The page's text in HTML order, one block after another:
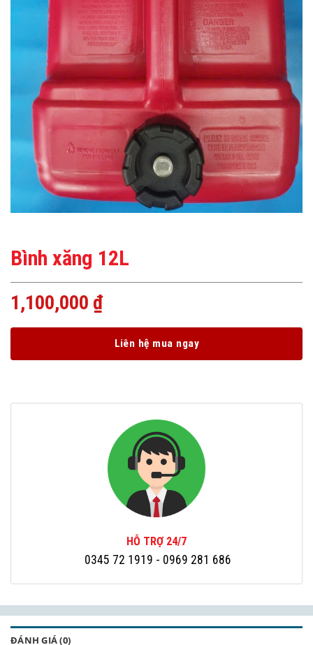
Bình xăng 12L
1,100,000 ₫
Liên hệ mua ngay
HỖ TRỢ 24/7
0345 72 1919 - 0969 281 686
ĐÁNH GIÁ (0)